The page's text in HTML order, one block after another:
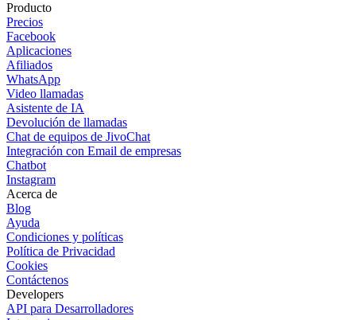
Producto
Precios
Facebook
Aplicaciones
Afiliados
WhatsApp
Video llamadas
Asistente de IA
Devolución de llamadas
Chat de equipos de JivoChat
Integración con Email de empresas
Chatbot
Instagram
Acerca de
Blog
Ayuda
Condiciones y políticas
Política de Privacidad
Cookies
Contáctenos
Developers
API para Desarrolladores